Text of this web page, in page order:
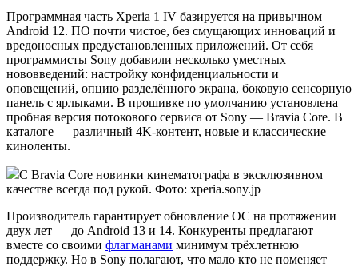
Программная часть Xperia 1 IV базируется на привычном
Android 12. ПО почти чистое, без смущающих инноваций и
вредоносных предустановленных приложений. От себя
программисты Sony добавили несколько уместных
нововведений: настройку конфиденциальности и
оповещений, опцию разделённого экрана, боковую сенсорную
панель с ярлыками. В прошивке по умолчанию установлена
пробная версия потокового сервиса от Sony — Bravia Core. В
каталоге — различный 4K-контент, новые и классические
киноленты.
C Bravia Core новинки кинематографа в эксклюзивном
качестве всегда под рукой. Фото: xperia.sony.jp
Производитель гарантирует обновление ОС на протяжении
двух лет — до Android 13 и 14. Конкуренты предлагают
вместе со своими флагманами минимум трёхлетнюю
поддержку. Но в Sony полагают, что мало кто не поменяет